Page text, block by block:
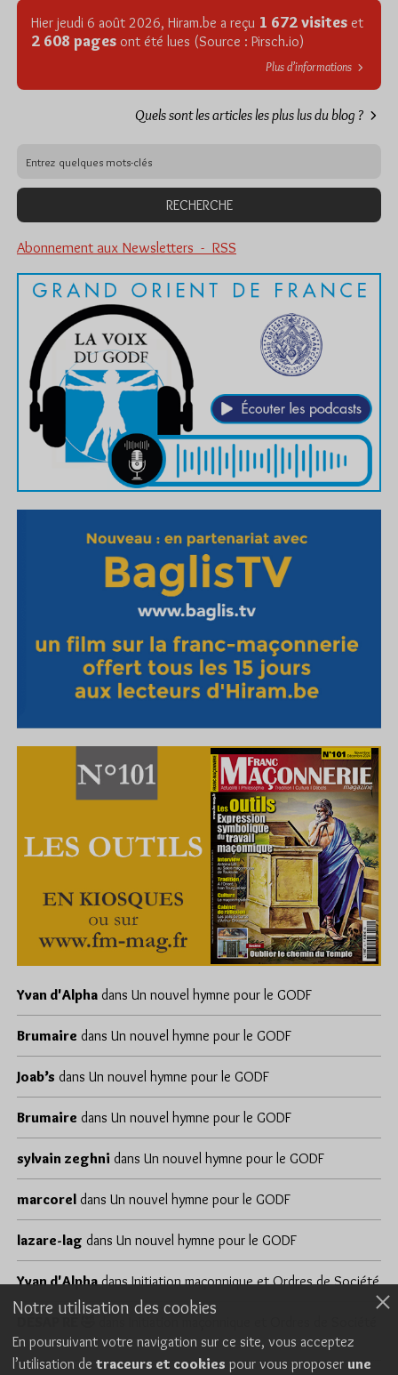
Hier jeudi 6 août 2026, Hiram.be a reçu 1 672 visites et
2 608 pages ont été lues (Source : Pirsch.io)
Plus d’informations
Quels sont les articles les plus lus du blog ?
Abonnement aux Newsletters - RSS
Yvan d'Alpha dans Un nouvel hymne pour le GODF
Brumaire dans Un nouvel hymne pour le GODF
Joab’s dans Un nouvel hymne pour le GODF
Brumaire dans Un nouvel hymne pour le GODF
sylvain zeghni dans Un nouvel hymne pour le GODF
marcorel dans Un nouvel hymne pour le GODF
lazare-lag dans Un nouvel hymne pour le GODF
Yvan d'AlphadansInitiation maçonnique et Ordres de Société
Notre utilisation des cookies
En poursuivant votre navigation sur ce site, vous acceptez
l’utilisation de traceurs et cookies pour vous proposer une